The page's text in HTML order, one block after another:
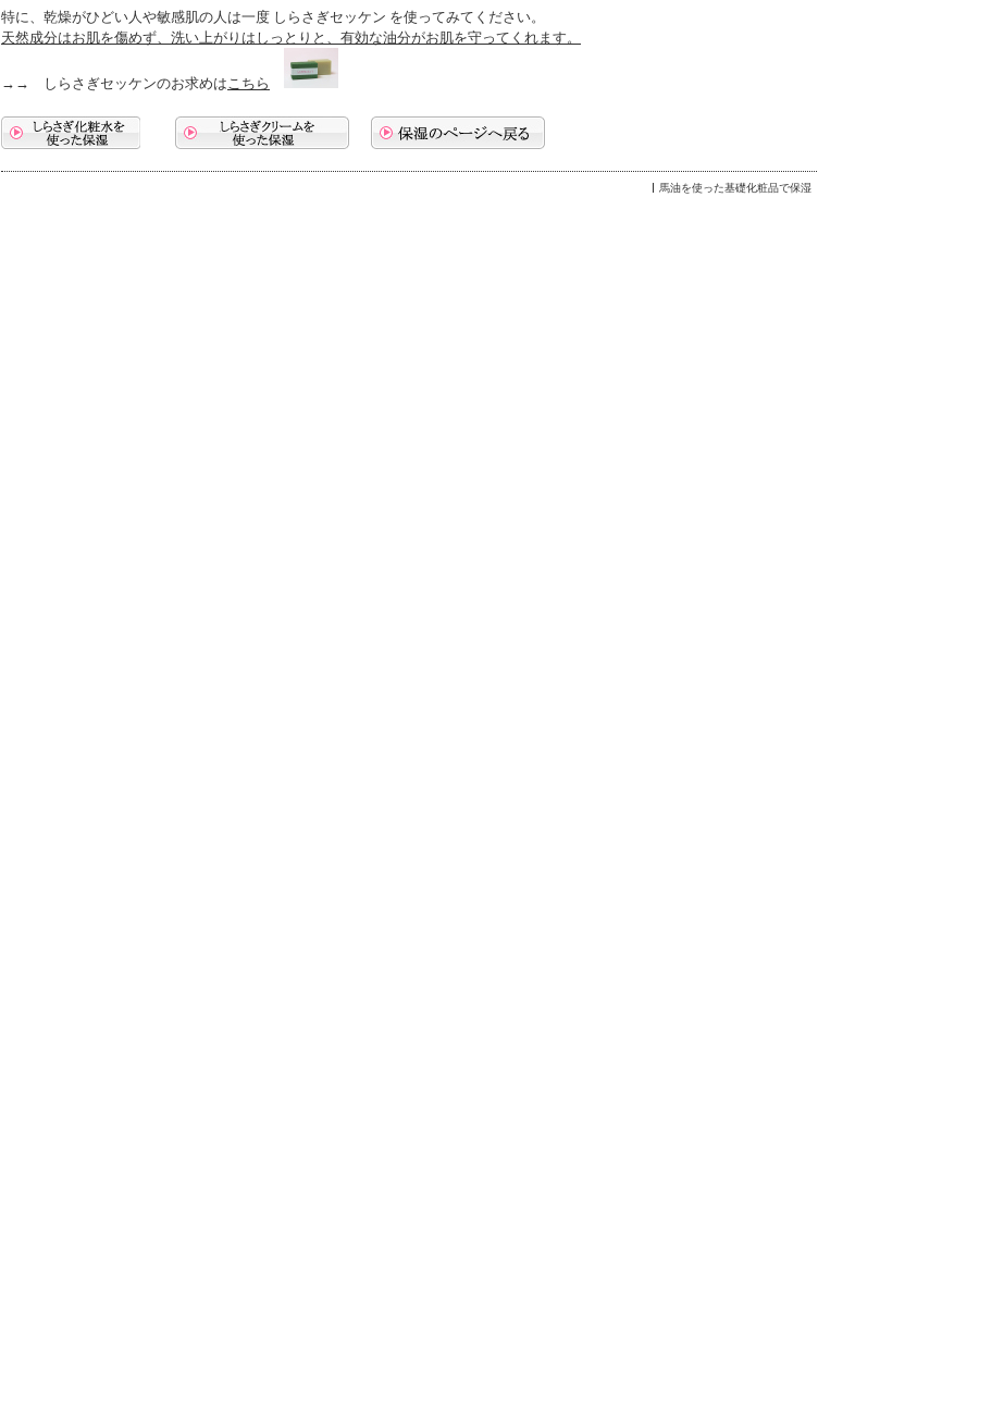
特に、乾燥がひどい人や敏感肌の人は一度 しらさぎセッケン を使ってみてください。
天然成分はお肌を傷めず、洗い上がりはしっとりと、有効な油分がお肌を守ってくれます。
→→ しらさぎセッケンのお求めはこちら
馬油を使った基礎化粧品で保湿